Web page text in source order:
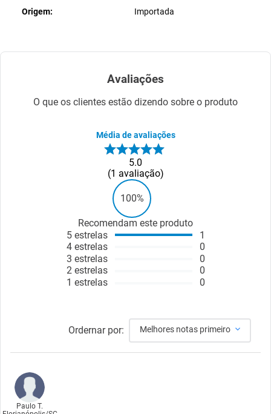
Origem
Importada
Avaliações
O que os clientes estão dizendo sobre o produto
Média de avaliações
5.0
1 avaliação
100%
Recomendam este produto
5 estrelas
4 estrelas
3 estrelas
2 estrelas
1 estrelas
1
0
0
0
0
Ordernar por: Melhores notas primeiro
Paulo T.